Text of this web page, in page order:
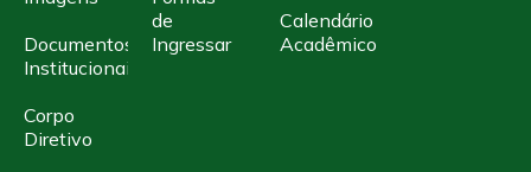
Documentos
Institucionais
Corpo
Diretivo
de
Ingressar
Calendário
Acadêmico